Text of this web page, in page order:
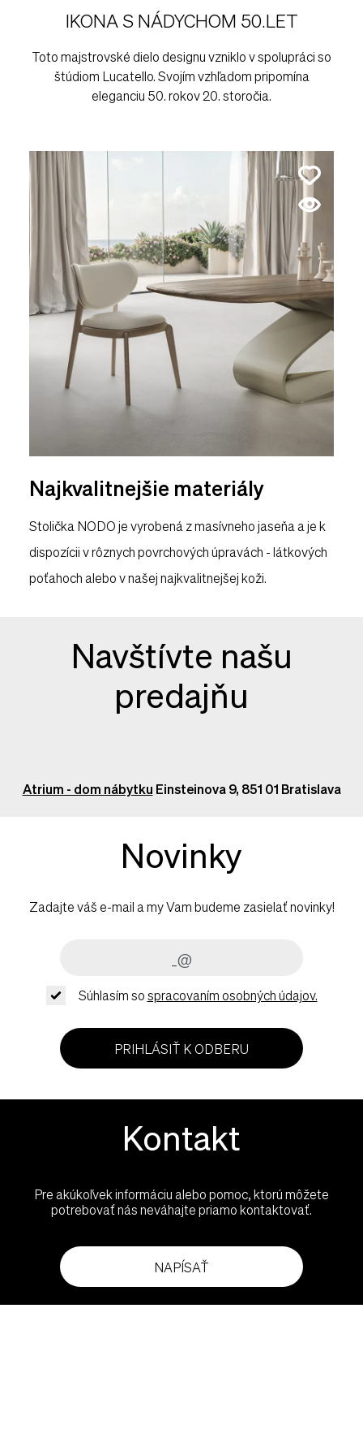
IKONA S NÁDYCHOM 50.LET
Toto majstrovské dielo designu vzniklo v spolupráci so
štúdiom Lucatello. Svojím vzhľadom pripomína
eleganciu 50. rokov 20. storočia.
Najkvalitnejšie materiály
Stolička NODO je vyrobená z masívneho jaseňa a je k
dispozícii v rôznych povrchových úpravách - látkových
poťahoch alebo v našej najkvalitnejšej koži.
Navštívte našu
predajňu
Atrium - dom nábytku Einsteinova 9, 851 01 Bratislava
Novinky
Zadajte váš e-mail a my Vam budeme zasielať novinky!
Súhlasím sospracovaním osobných údajov.
PRIHLÁSIŤ K ODBERU
Kontakt
Pre akúkoľvek informáciu alebo pomoc, ktorú môžete
potrebovať nás neváhajte priamo kontaktovať.
NAPÍSAŤ